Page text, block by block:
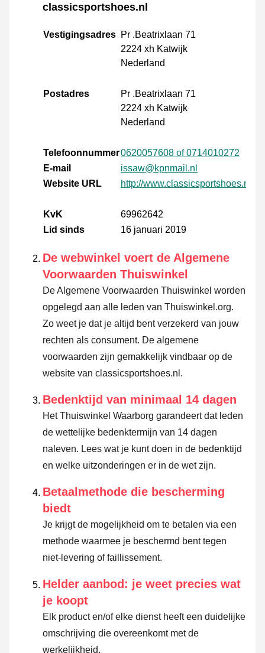
classicsportshoes.nl
Vestigingsadres Pr .Beatrixlaan 71
2224 xh Katwijk
Nederland
Postadres
Pr .Beatrixlaan 71
2224 xh Katwijk
Nederland
Telefoonnummer0620057608 of 0714010272
E-mail
issaw@kpnmail.nl
Website URL
http://www.classicsportshoes.nl
KvK
69962642
Lid sinds
16 januari 2019
De webwinkel voert de Algemene
Voorwaarden Thuiswinkel
De Algemene Voorwaarden Thuiswinkel worden
opgelegd aan alle leden van Thuiswinkel.org.
Zo weet je dat je altijd bent verzekerd van jouw
rechten als consument. De algemene
voorwaarden zijn gemakkelijk vindbaar op de
website van classicsportshoes.nl.
Bedenktijd van minimaal 14 dagen
Het Thuiswinkel Waarborg garandeert dat leden
de wettelijke bedenktermijn van 14 dagen
naleven. Lees wat je kunt doen in de bedenktijd
en welke uitzonderingen er in de wet zijn.
Betaalmethode die bescherming
biedt
Je krijgt de mogelijkheid om te betalen via een
methode waarmee je beschermd bent tegen
niet-levering of faillissement.
Helder aanbod: je weet precies wat
je koopt
Elk product en/of elke dienst heeft een duidelijke
omschrijving die overeenkomt met de
werkelijkheid.